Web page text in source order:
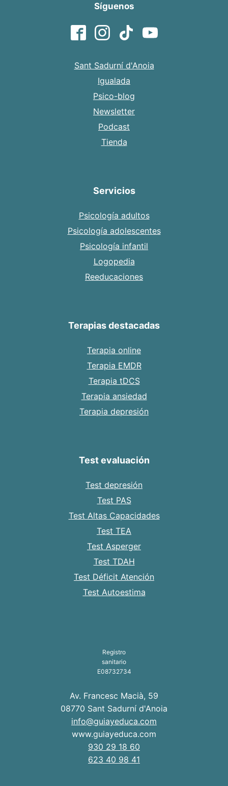
Síguenos
Sant Sadurní d'Anoia
Igualada
Psico-blog
Newsletter
Podcast
Tienda
Servicios
Psicología adultos
Psicología adolescentes
Psicología infantil
Logopedia
Reeducaciones
Terapias destacadas
Terapia online
Terapia EMDR
Terapia tDCS
Terapia ansiedad
Terapia depresión
Test evaluación
Test depresión
Test PAS
Test Altas Capacidades
Test TEA
Test Asperger
Test TDAH
Test Déficit Atención
Test Autoestima
Registro
sanitario
E08732734
Av. Francesc Macià, 59
08770 Sant Sadurní d'Anoia
info@guiayeduca.com
www.guiayeduca.com
930 29 18 60
623 40 98 41